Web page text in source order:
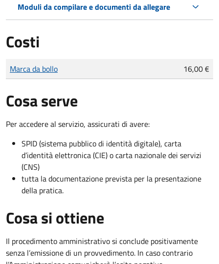
Moduli da compilare e documenti da allegare
Costi
Tipo di pagamento
Importo
Marca da bollo 16,00 €
Cosa serve
Per accedere al servizio, assicurati di avere:
SPID (sistema pubblico di identità digitale), carta
d’identità elettronica (CIE) o carta nazionale dei servizi
(CNS)
tutta la documentazione prevista per la presentazione
della pratica.
Cosa si ottiene
Il procedimento amministrativo si conclude positivamente
senza l’emissione di un provvedimento. In caso contrario